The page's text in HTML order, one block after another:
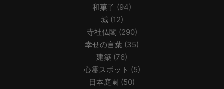
和菓子 (94)
城(12)
寺社仏閣 (290)
幸せの言葉 (35)
建築 (76)
心霊スポット (5)
日本庭園 (50)